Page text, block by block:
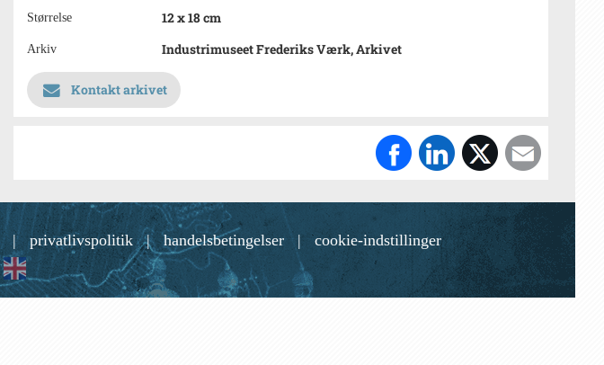
Størrelse 12 x 18 cm
Arkiv Industrimuseet Frederiks Værk, Arkivet
Kontakt arkivet
| privatlivspolitik | handelsbetingelser | cookie-indstillinger